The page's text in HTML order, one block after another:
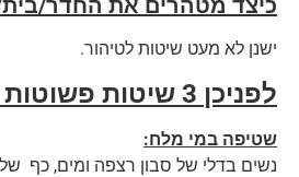
כיצד מטהרים את החדר/
ישנן לא מעט שיטות לטיהור.
לפניכן 3 שיטות פשוטות ליישום:
שטיפה במי מלח:
נשים בדלי של סבון רצפה ומים, כף